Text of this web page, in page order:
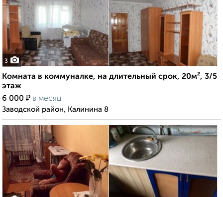
3
Комната в коммуналке, на длительный срок, 20м², 3/5
этаж
6 000 ₽ в месяц
Заводской район, Калинина 8